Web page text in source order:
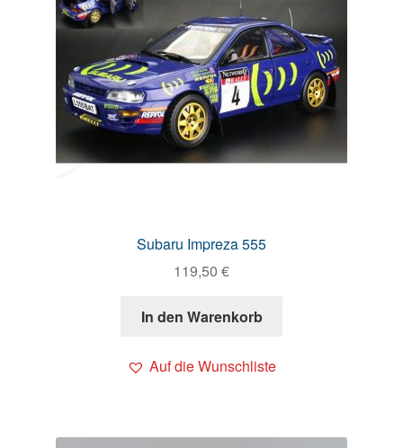
Subaru Impreza 555
119,50 €
In den Warenkorb
Auf die Wunschliste